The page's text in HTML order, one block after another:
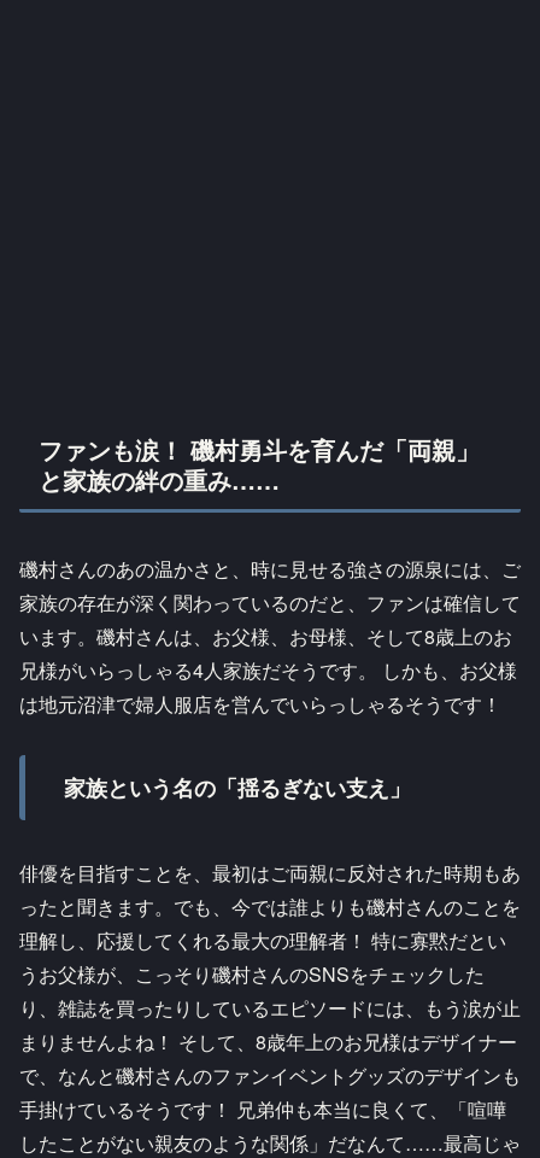
ファンも涙！ 磯村勇斗を育んだ「両親」
と家族の絆の重み……
磯村さんのあの温かさと、時に見せる強さの源泉には、ご
家族の存在が深く関わっているのだと、ファンは確信して
います。磯村さんは、お父様、お母様、そして8歳上のお
兄様がいらっしゃる4人家族だそうです。 しかも、お父様
は地元沼津で婦人服店を営んでいらっしゃるそうです！
家族という名の「揺るぎない支え」
俳優を目指すことを、最初はご両親に反対された時期もあ
ったと聞きます。でも、今では誰よりも磯村さんのことを
理解し、応援してくれる最大の理解者！ 特に寡黙だとい
うお父様が、こっそり磯村さんのSNSをチェックした
り、雑誌を買ったりしているエピソードには、もう涙が止
まりませんよね！ そして、8歳年上のお兄様はデザイナー
で、なんと磯村さんのファンイベントグッズのデザインも
手掛けているそうです！ 兄弟仲も本当に良くて、「喧嘩
したことがない親友のような関係」だなんて……最高じゃ